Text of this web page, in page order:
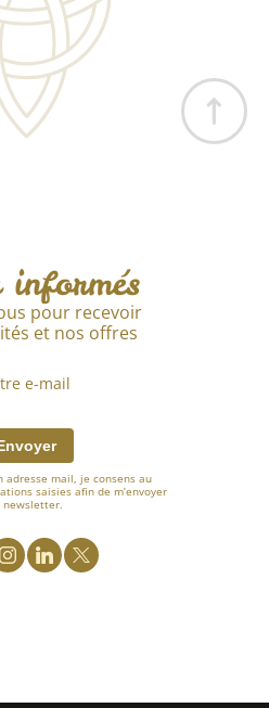
informés
pour recevoir
et nos offres
adresse mail, je consens au
saisies afin de m’envoyer
newsletter.